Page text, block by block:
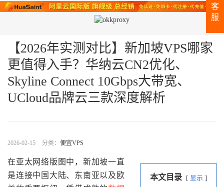
【2026年实测对比】新加坡VPS哪家
更值得入手？华纳云CN2优化、
Skyline Connect 10Gbps大带宽、
UCloud品牌云三款深度解析
2026-02-15 分类： 便宜VPS
本文目录 显示
在亚太网络版图中，新加坡一直
是连接中国大陆、东南亚以及欧
客
服